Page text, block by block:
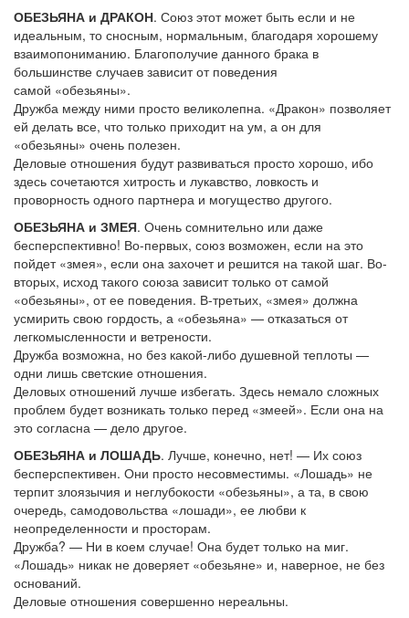
ОБЕЗЬЯНА и ДРАКОН. Союз этот может быть если и не
идеальным, то сносным, нормальным, благодаря хорошему
взаимопониманию. Благополучие данного брака в
большинстве случаев зависит от поведения
самой «обезьяны».
Дружба между ними просто великолепна. «Дракон» позволяет
ей делать все, что только приходит на ум, а он для
«обезьяны» очень полезен.
Деловые отношения будут развиваться просто хорошо, ибо
здесь сочетаются хитрость и лукавство, ловкость и
проворность одного партнера и могущество другого.
ОБЕЗЬЯНА и ЗМЕЯ. Очень сомнительно или даже
бесперспективно! Во-первых, союз возможен, если на это
пойдет «змея», если она захочет и решится на такой шаг. Во-
вторых, исход такого союза зависит только от самой
«обезьяны», от ее поведения. В-третьих, «змея» должна
усмирить свою гордость, а «обезьяна» — отказаться от
легкомысленности и ветрености.
Дружба возможна, но без какой-либо душевной теплоты —
одни лишь светские отношения.
Деловых отношений лучше избегать. Здесь немало сложных
проблем будет возникать только перед «змеей». Если она на
это согласна — дело другое.
ОБЕЗЬЯНА и ЛОШАДЬ. Лучше, конечно, нет! — Их союз
бесперспективен. Они просто несовместимы. «Лошадь» не
терпит злоязычия и неглубокости «обезьяны», а та, в свою
очередь, самодовольства «лошади», ее любви к
неопределенности и просторам.
Дружба? — Ни в коем случае! Она будет только на миг.
«Лошадь» никак не доверяет «обезьяне» и, наверное, не без
оснований.
Деловые отношения совершенно нереальны.